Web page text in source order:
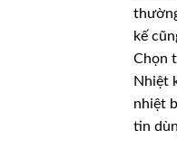
kế
Chọn
Nhiệt
nhiệt
tin